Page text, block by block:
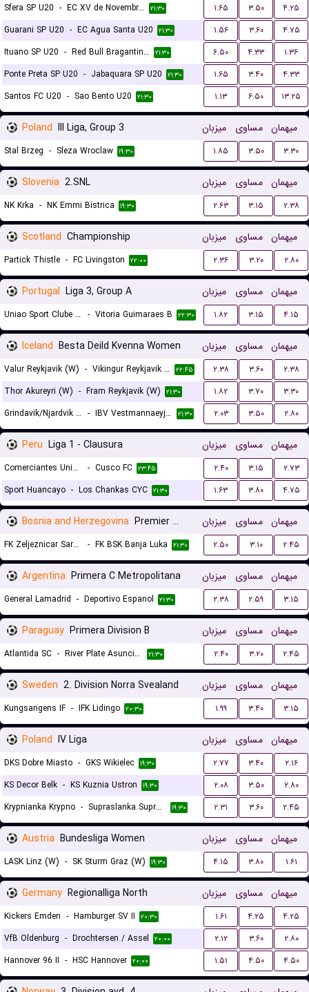
Sfera SP U20 - EC XV de Novembro de Jau SP U20 ۲۱:۳۰ ۱.۶۵ ۳.۵۰
۴.۲۵
Guarani SP U20 - EC Agua Santa U20 ۲۱:۳۰ ۱.۵۶ ۳.۶۰
۴.۷۵
Ituano SP U20 - Red Bull Bragantino SP U20 ۲۱:۳۰ ۶.۵۰ ۴.۳۳
۱.۳۶
Ponte Preta SP U20 - Jabaquara SP U20 ۲۱:۳۰ ۱.۶۵ ۳.۴۰
۴.۳۳
Santos FC U20 - Sao Bento U20 ۲۱:۳۰ ۱.۱۳ ۶.۵۰ ۱۳.۲۵
Poland III Liga, Group 3 میزبان مساوی میهمان
Stal Brzeg - Sleza Wroclaw ۱۹:۳۰ ۱.۸۵ ۳.۵۰ ۳.۳۰
Slovenia 2.SNL میزبان مساوی میهمان
NK Krka - NK Emmi Bistrica ۱۹:۳۰ ۲.۶۳ ۳.۱۵ ۲.۳۸
Scotland Championship میزبان مساوی میهمان
Partick Thistle - FC Livingston ۲۲:۰۰ ۲.۳۶ ۳.۲۰ ۲.۸۰
Portugal Liga 3, Group A میزبان مساوی میهمان
Uniao Sport Clube Paredes - Vitoria Guimaraes B ۲۲:۳۰ ۱.۸۲ ۳.۱۵ ۴.۱۵
Iceland Besta Deild Kvenna Women میزبان مساوی میهمان
Valur Reykjavik (W) - Vikingur Reykjavik (W) ۲۲:۴۵ ۲.۳۸ ۳.۶۰
۲.۳۸
Thor Akureyri (W) - Fram Reykjavik (W) ۲۱:۳۰ ۱.۸۲ ۳.۷۰
۳.۳۰
Grindavik/Njardvik (W) - IBV Vestmannaeyjar (W) ۲۱:۳۰ ۲.۰۳ ۳.۵۰ ۲.۸۰
Peru Liga 1 - Clausura میزبان مساوی میهمان
Comerciantes Unidos - Cusco FC ۲۳:۴۵ ۲.۴۰ ۳.۱۵
۲.۷۳
Sport Huancayo - Los Chankas CYC ۲۱:۳۰ ۱.۶۳ ۳.۸۰ ۴.۷۵
Bosnia and Herzegovina Premier Liga میزبان مساوی میهمان
FK Zeljeznicar Sarajevo - FK BSK Banja Luka ۲۱:۳۰ ۲.۵۰ ۳.۱۰ ۲.۴۵
Argentina Primera C Metropolitana میزبان مساوی میهمان
General Lamadrid - Deportivo Espanol ۲۱:۳۰ ۲.۳۸ ۲.۵۹ ۳.۱۵
Paraguay Primera Division B میزبان مساوی میهمان
Atlantida SC - River Plate Asuncion ۲۱:۳۰ ۲.۴۰ ۳.۲۰ ۲.۴۵
Sweden 2. Division Norra Svealand میزبان مساوی میهمان
Kungsangens IF - IFK Lidingo ۲۰:۳۰ ۱.۹۹ ۳.۴۰ ۳.۱۵
Poland IV Liga میزبان مساوی میهمان
DKS Dobre Miasto - GKS Wikielec ۱۹:۳۰ ۲.۷۷ ۳.۴۰
۲.۱۶
KS Decor Belk - KS Kuznia Ustron ۱۹:۳۰ ۲.۰۸ ۳.۵۰
۲.۸۰
Krypnianka Krypno - Supraslanka Suprasl ۱۹:۳۰ ۲.۳۱ ۳.۶۰ ۲.۴۵
Austria Bundesliga Women میزبان مساوی میهمان
LASK Linz (W) - SK Sturm Graz (W) ۱۹:۳۰ ۴.۱۵ ۳.۸۰ ۱.۶۱
Germany Regionalliga North میزبان مساوی میهمان
Kickers Emden - Hamburger SV II ۲۰:۳۰ ۱.۶۱ ۴.۲۵
۴.۲۵
VfB Oldenburg - Drochtersen / Assel ۲۰:۰۰ ۲.۱۲ ۳.۶۰
۲.۸۰
Hannover 96 II - HSC Hannover ۲۰:۰۰ ۱.۵۱ ۴.۵۰ ۴.۵۰